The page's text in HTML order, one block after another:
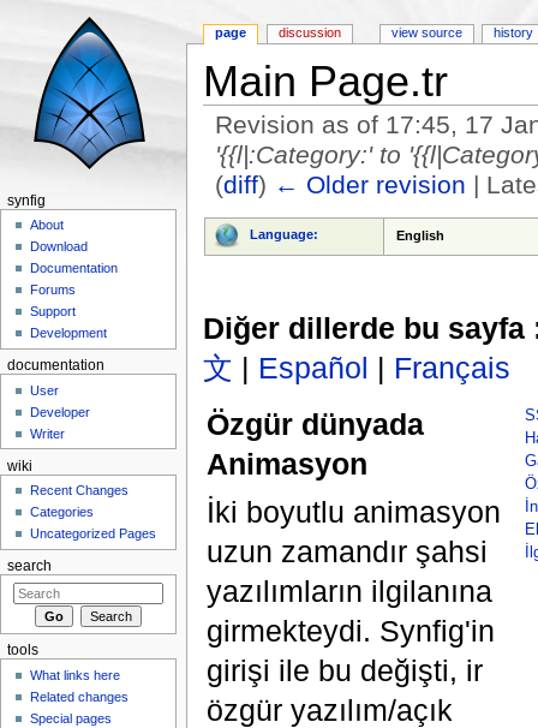
Main Page.tr
Revision as of 17:45, 17
'{{l|:Category:' to
(diff) ← Older revision |
Language: English
Diğer dillerde bu sayfa
文 | Español | Français
Özgür dünyada
Animasyon
İki boyutlu animasyon
uzun zamandır şahsi
yazılımların ilgilanına
girmekteydi. Synfig'in
girişi ile bu değişti, ir
özgür yazılım/açık
page discussion view source history
synfig
About
Download
Documentation
Forums
Support
Development
documentation
User
Developer
Writer
wiki
Recent Changes
Categories
Uncategorized Pages
search
tools
What links here
Related changes
Special pages